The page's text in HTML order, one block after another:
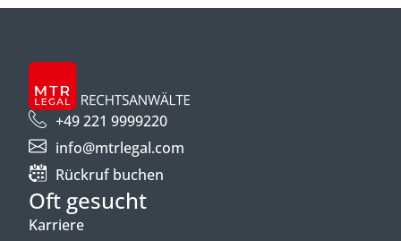
+49 221 9999220
info@mtrlegal.com
Rückruf buchen
Oft gesucht
Karriere